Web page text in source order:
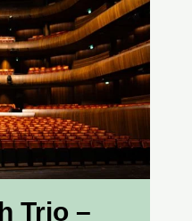
Trio –